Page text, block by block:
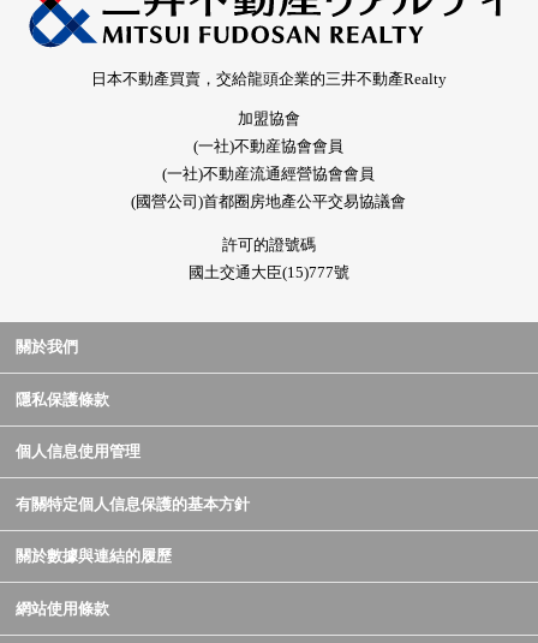
日本不動產買賣，交給龍頭企業的三井不動產Realty
加盟協會
(一社)不動産協會會員
(一社)不動産流通經營協會會員
(國營公司)首都圈房地產公平交易協議會
許可的證號碼
國土交通大臣(15)777號
關於我們
隱私保護條款
個人信息使用管理
有關特定個人信息保護的基本方針
關於數據與連結的履歷
網站使用條款